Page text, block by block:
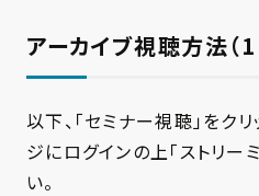
アーカイブ視聴方法（
以下、「セミナー視聴」をク
ジにログインの上「ストリー
い。